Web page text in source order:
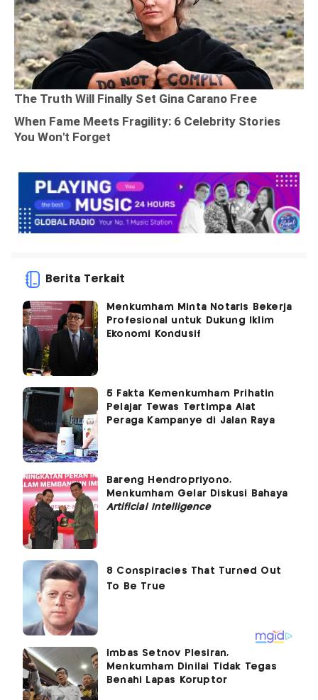
Berita Terkait
Menkumham Minta Notaris Bekerja
Profesional untuk Dukung Iklim
Ekonomi Kondusif
5 Fakta Kemenkumham Prihatin
Pelajar Tewas Tertimpa Alat
Peraga Kampanye di Jalan Raya
Bareng Hendropriyono,
Menkumham Gelar Diskusi Bahaya
Artificial Intelligence
Imbas Setnov Plesiran,
Menkumham Dinilai Tidak Tegas
Benahi Lapas Koruptor